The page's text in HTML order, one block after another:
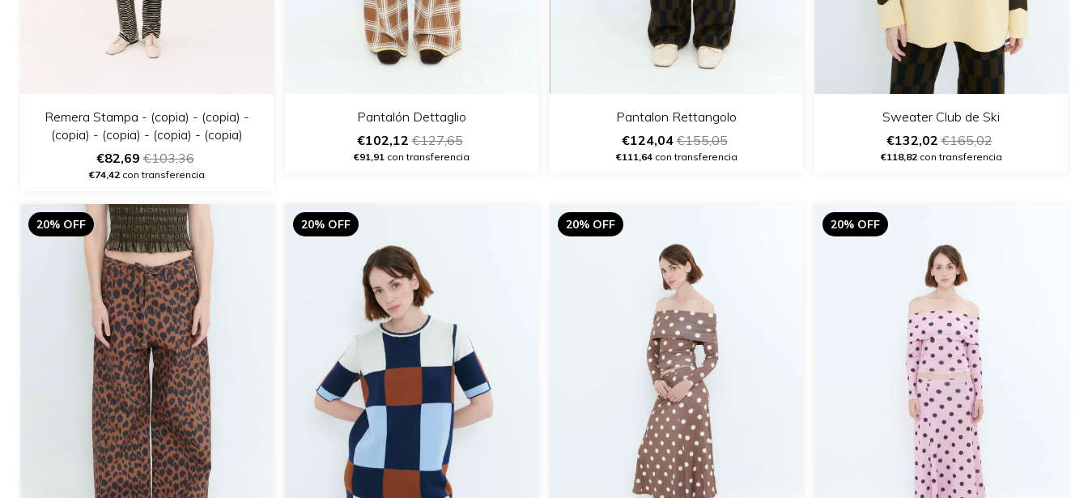
Remera Stampa - (copia) - (copia) -
(copia) - (copia) - (copia) - (copia)
€82,69€103,36
€74,42 con transferencia
Pantalón Dettaglio
€102,12€127,65
€91,91 con transferencia
Pantalon Rettangolo
€124,04€155,05
€111,64con transferencia
Sweater Club de Ski
€132,02€165,02
€118,82con transferencia
20% OFF 20% OFF 20% OFF 20% OFF